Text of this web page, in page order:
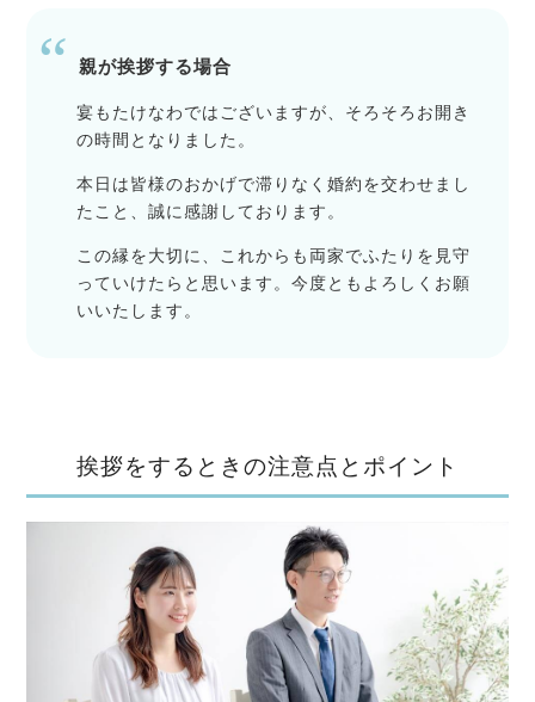
親が挨拶する場合
宴もたけなわではございますが、そろそろお開き
の時間となりました。
本日は皆様のおかげで滞りなく婚約を交わせまし
たこと、誠に感謝しております。
この縁を大切に、これからも両家でふたりを見守
っていけたらと思います。今度ともよろしくお願
いいたします。
挨拶をするときの注意点とポイント